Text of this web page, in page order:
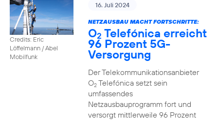
Credits: Eric
Löffelmann / Abel
Mobilfunk
16. Juli 2024
NETZAUSBAU MACHT FORTSCHRITTE:
O2 Telefónica erreicht
96 Prozent 5G-
Versorgung
Der Telekommunikationsanbieter
O2Telefónica setzt sein
umfassendes
Netzausbauprogramm fort und
versorgt mittlerweile 96 Prozent